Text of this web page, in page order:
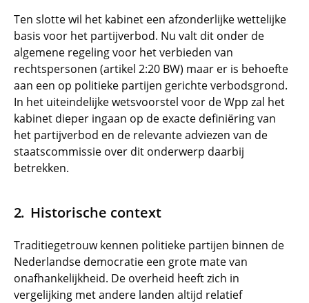
Ten slotte wil het kabinet een afzonderlijke wettelijke
basis voor het partijverbod. Nu valt dit onder de
algemene regeling voor het verbieden van
rechtspersonen (artikel 2:20 BW) maar er is behoefte
aan een op politieke partijen gerichte verbodsgrond.
In het uiteindelijke wetsvoorstel voor de Wpp zal het
kabinet dieper ingaan op de exacte definiëring van
het partijverbod en de relevante adviezen van de
staatscommissie over dit onderwerp daarbij
betrekken.
Historische context
Traditiegetrouw kennen politieke partijen binnen de
Nederlandse democratie een grote mate van
onafhankelijkheid. De overheid heeft zich in
vergelijking met andere landen altijd relatief